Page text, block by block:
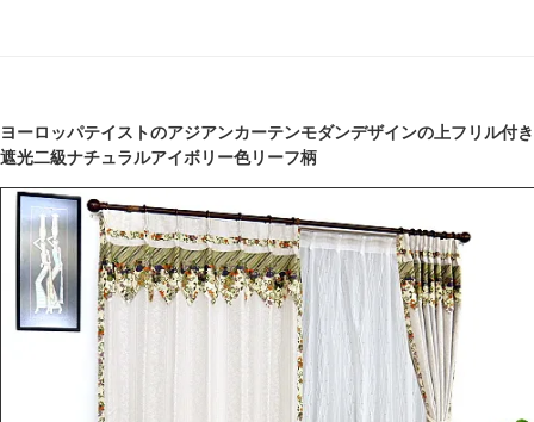
ヨーロッパテイストのアジアンカーテンモダンデザインの上フリル付き
遮光二級ナチュラルアイボリー色リーフ柄